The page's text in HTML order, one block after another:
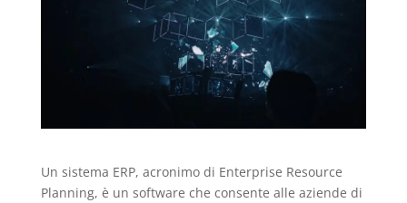
Un sistema ERP, acronimo di Enterprise Resource
Planning, è un software che consente alle aziende di